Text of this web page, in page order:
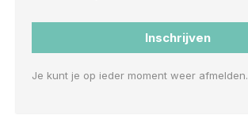
Inschrijven
Je kunt je op ieder moment weer afmelden.